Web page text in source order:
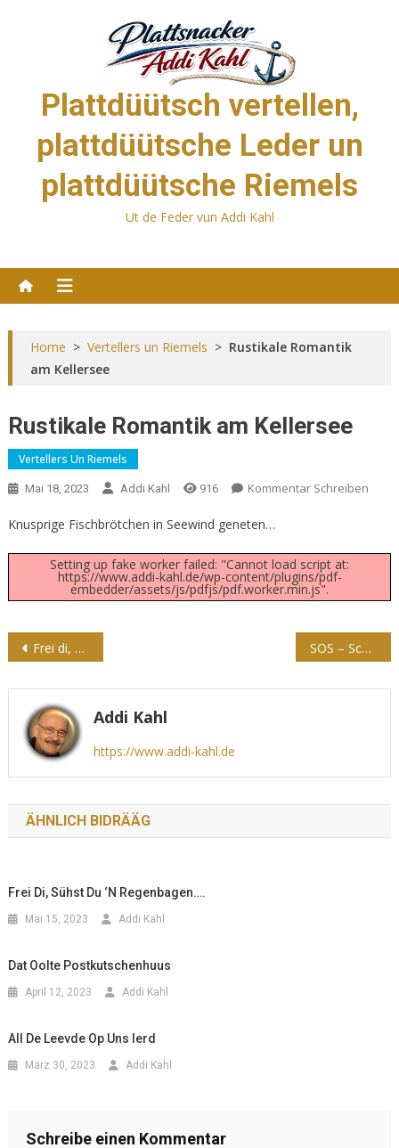
Plattdüütsch vertellen,
plattdüütsche Leder un
plattdüütsche Riemels
Ut de Feder vun Addi Kahl
Home > Vertellers un Riemels > Rustikale Romantik
am Kellersee
Rustikale Romantik am Kellersee
Vertellers Un Riemels
Mai 18, 2023 Addi Kahl 916 Kommentar Schreiben
Knusprige Fischbrötchen in Seewind geneten…
Setting up fake worker failed: "Cannot load script at:
https://www.addi-kahl.de/wp-content/plugins/pdf-
embedder/assets/js/pdfjs/pdf.worker.min.js".
Beitragsnavigation
Frei di, sühst du ‘n Regenbagen…. SOS – Schipp in Noot
Addi Kahl
https://www.addi-kahl.de
ÄHNLICH BIDRÄÄG
Frei Di, Sühst Du ‘n Regenbagen….
Mai 15, 2023 Addi Kahl
Dat Oolte Postkutschenhuus
April 12, 2023 Addi Kahl
All De Leevde Op Uns Ierd
März 30, 2023 Addi Kahl
Schreibe einen Kommentar